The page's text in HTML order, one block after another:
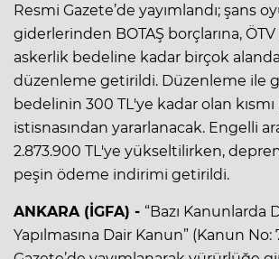
Resmi Gazete’de yayımlandı; şans
giderlerinden BOTAŞ borçlarına,
askerlik bedeline kadar birçok
düzenleme getirildi. Düzenleme ile
bedelinin 300 TL'ye kadar olan
istisnasından yararlanacak. Engelli
2.873.900 TL'ye yükseltilirken,
peşin ödeme indirimi getirildi.
ANKARA (İGFA) - “Bazı Kanunlarda
Yapılmasına Dair Kanun” (Kanun No: